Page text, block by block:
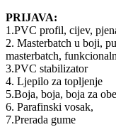
PRIJAVA:
1.PVC profil, cijev,
2. Masterbatch u boji,
masterbatch,
3.PVC stabilizator
4. Ljepilo za topljenje
5.Boja, boja, boja za
6. Parafinski vosak,
7.Prerada gume